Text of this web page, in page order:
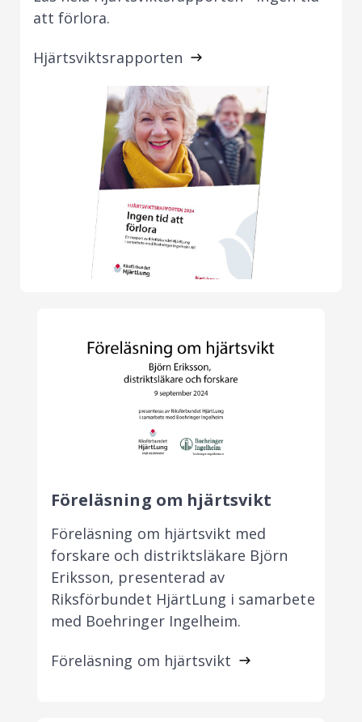
att förlora.
Hjärtsviktsrapporten
Föreläsning om hjärtsvikt
Föreläsning om hjärtsvikt med
forskare och distriktsläkare Björn
Eriksson, presenterad av
Riksförbundet HjärtLung i samarbete
med Boehringer Ingelheim.
Föreläsning om hjärtsvikt